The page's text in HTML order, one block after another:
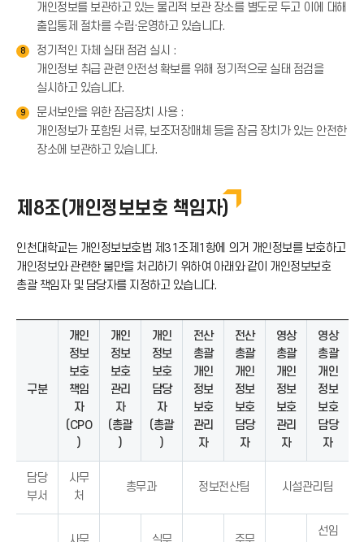
개인정보를 보관하고 있는 물리적 보관 장소를 별도로 두고 이에 대해
출입통제 절차를 수립·운영하고 있습니다.
8
정기적인 자체 실태 점검 실시 :
개인정보 취급 관련 안전성 확보를 위해 정기적으로 실태 점검을
실시하고 있습니다.
9
문서보안을 위한 잠금장치 사용 :
개인정보가 포함된 서류, 보조저장매체 등을 잠금 장치가 있는 안전한
장소에 보관하고 있습니다.
제8조(개인정보보호 책임자)
인천대학교는 개인정보보호법 제31조제1항에 의거 개인정보를 보호하고
개인정보와 관련한 불만을 처리하기 위하여 아래와 같이 개인정보보호
총괄 책임자 및 담당자를 지정하고 있습니다.
구분
개인
정보
보호
책임
자
(CPO
)
개인
정보
보호
관리
자
(총괄
)
개인
정보
보호
담당
자
(총괄
)
전산
총괄
개인
정보
보호
관리
자
전산
총괄
개인
정보
보호
담당
자
영상
총괄
개인
정보
보호
관리
자
영상
총괄
개인
정보
보호
담당
자
담당
부서
사무
처
총무과 정보전산팀 시설관리팀
선임